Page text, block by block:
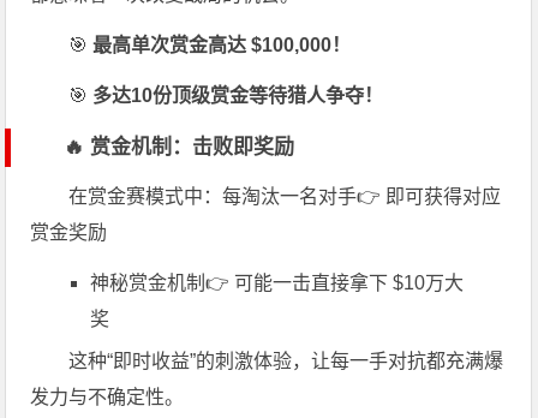
🎯最高单次赏金高达 $100,000！
🎯 多达10份顶级赏金等待猎人争夺！
🔥 赏金机制：击败即奖励
在赏金赛模式中：每淘汰一名对手👉 即可获得对应
赏金奖励
神秘赏金机制👉 可能一击直接拿下 $10万大
奖
这种“即时收益”的刺激体验，让每一手对抗都充满爆
发力与不确定性。